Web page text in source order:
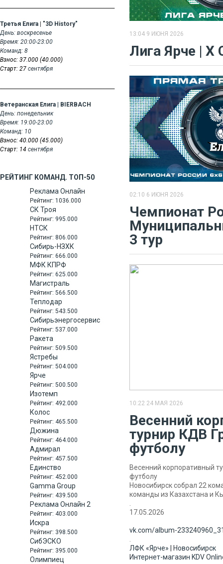
Третья Елига | "3D History"
День: воскресенье
Время: 20:00-23:00
Команд: 8
Взнос: 37.000 (40.000)
Старт: 27 сентября
Ветеранская Елига | BIERBACH
День: понедельник
Время: 19:00-23:00
Команд: 10
Взнос: 40.000 (45.000)
Старт: 14 сентября
РЕЙТИНГ КОМАНД. ТОП-50
Реклама Онлайн
Рейтинг: 1036.000
СК Троя
Рейтинг: 995.000
НТСК
Рейтинг: 806.000
Сибирь-НЗХК
Рейтинг: 666.000
МФК КПРФ
Рейтинг: 625.000
Магистраль
Рейтинг: 566.500
Теплодар
Рейтинг: 543.500
Сибирьэнергосервис
Рейтинг: 537.000
Ракета
Рейтинг: 509.500
Ястребы
Рейтинг: 504.000
Ярче
Рейтинг: 500.500
Изотемп
Рейтинг: 492.000
Колос
Рейтинг: 465.500
Дюжина
Рейтинг: 464.000
Адмирал
Рейтинг: 457.500
Единство
Рейтинг: 452.000
Gamma Group
Рейтинг: 439.500
Реклама Онлайн 2
Рейтинг: 403.000
Искра
Рейтинг: 398.500
СибЭСКО
Рейтинг: 395.000
Олимпиец
13:04 9 ИЮНЯ 2026
​Лига Ярче | X
02:10 6 ИЮНЯ 2026
Чемпионат
3 тур
10:22 24 МАЯ 2026
Весенний
турнир КДВ
футболу
Весенний корпоративный
футболу
Новосибирск собрал 22
команды из Казахстана и
.
17.05.2026
vk.com/album-
.
ЛФК «Ярче» | Новосибирск
Интернет-магазин KDV